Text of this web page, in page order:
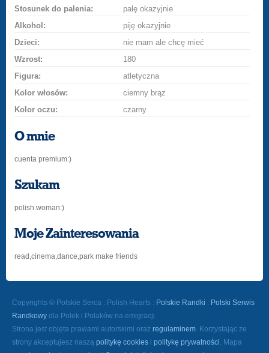
Stosunek do palenia:
palę okazyjnie
Alkohol:
piję okazyjnie
Dzieci:
nie mam ale chcę mieć
Wzrost:
180
Figura:
atletyczna
Kolor włosów:
ciemny brąz
Kolor oczu:
czarny
O mnie
cuenta premium:)
Szukam
polish woman:)
Moje Zainteresowania
read,cinema,dance,park make friends
Copyrights © Polskie Serca : Polish Hearts : Polskie Randki : Polski Serwis
Randkowy dla Polek i Polaków na emigracji.
Strona jest objęta prawami autorskimi oraz regulaminem. Korzystając ze
strony akceptujesz naszą politykę cookies i politykę prywatności. Mapa